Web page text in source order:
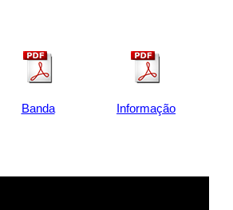
Banda Informação